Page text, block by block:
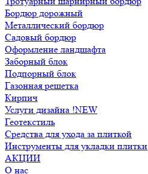
Бордюр дорожный
Металлический бордюр
Садовый бордюр
Оформление ландшафта
Заборный блок
Подпорный блок
Газонная решетка
Кирпич
Услуги дизайна !NEW
Геотекстиль
Средства для ухода за плиткой
Инструменты для укладки плитки
АКЦИИ
О нас